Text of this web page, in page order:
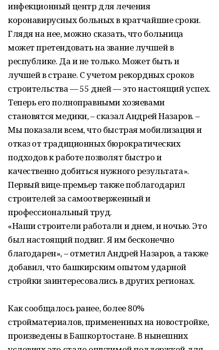
инфекционный центр для лечения
коронавирусных больных в кратчайшие сроки.
Глядя на нее, можно сказать, что больница
может претендовать на звание лучшей в
республике. Да и не только. Может быть и
лучшей в стране. С учетом рекордных сроков
строительства — 55 дней — это настоящий успех.
Теперь его полноправными хозяевами
становятся медики, – сказал Андрей Назаров. –
Мы показали всем, что быстрая мобилизация и
отказ от традиционных бюрократических
подходов к работе позволят быстро и
качественно добиться нужного результата».
Первый вице-премьер также поблагодарил
строителей за самоотверженный и
профессиональный труд.
«Наши строители работали и днем, и ночью. Это
был настоящий подвиг. Я им бесконечно
благодарен», – отметил Андрей Назаров, а также
добавил, что башкирским опытом ударной
стройки заинтересовались в других регионах.
Как сообщалось ранее, более 80%
стройматериалов, примененных на новостройке,
произведены в Башкортостане. В нынешних